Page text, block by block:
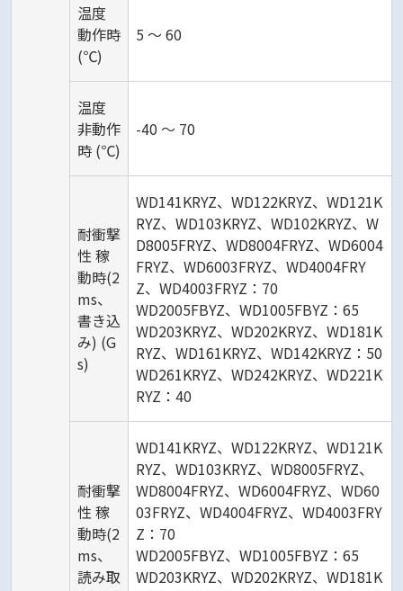
温度
動作時
(℃)
5 ～ 60
温度
非動作
時 (℃)
-40 ～ 70
耐衝撃
性 稼
動時(2
ms、
書き込
み) (G
s)
WD141KRYZ、WD122KRYZ、WD121K
RYZ、WD103KRYZ、WD102KRYZ、W
D8005FRYZ、WD8004FRYZ、WD6004
FRYZ、WD6003FRYZ、WD4004FRY
Z、WD4003FRYZ：70
WD2005FBYZ、WD1005FBYZ：65
WD203KRYZ、WD202KRYZ、WD181K
RYZ、WD161KRYZ、WD142KRYZ：50
WD261KRYZ、WD242KRYZ、WD221K
RYZ：40
耐衝撃
性 稼
動時(2
ms、
読み取
WD141KRYZ、WD122KRYZ、WD121K
RYZ、WD103KRYZ、WD8005FRYZ、
WD8004FRYZ、WD6004FRYZ、WD60
03FRYZ、WD4004FRYZ、WD4003FRY
Z：70
WD2005FBYZ、WD1005FBYZ：65
WD203KRYZ、WD202KRYZ、WD181K